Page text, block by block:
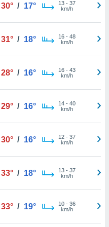
30° / 17° 13- 37
km/h
31° / 18° 16- 48
km/h
28° / 16° 16- 43
km/h
29° / 16° 14- 40
km/h
30° / 16° 12- 37
km/h
33° / 18° 13- 37
km/h
33° / 19° 10- 36
km/h